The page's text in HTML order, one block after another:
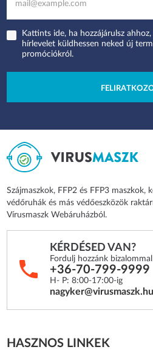
Kattints ide, ha hozzájárulsz
hírlevelet küldhessen neked új
promóciókról.
Szájmaszkok, FFP2 és FFP3 maszkok,
védőruhák és más védőeszközök
Vírusmaszk Webáruházból.
KÉRDÉSED VAN?
Fordulj hozzánk bizalommal
+36-70-799-9999
H- P: 8:00-17:00-ig
nagyker@virusmaszk.hu
HASZNOS LINKEK